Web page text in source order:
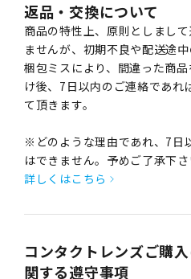
返品・交換について
商品の特性上、原則としまし
ませんが、初期不良や配送途
梱包ミスにより、間違った商
け後、7日以内のご連絡であれ
て頂きます。
※どのような理由であれ、7日
はできません。予めご了承下さ
詳しくはこちら
コンタクトレンズご購
関する遵守事項